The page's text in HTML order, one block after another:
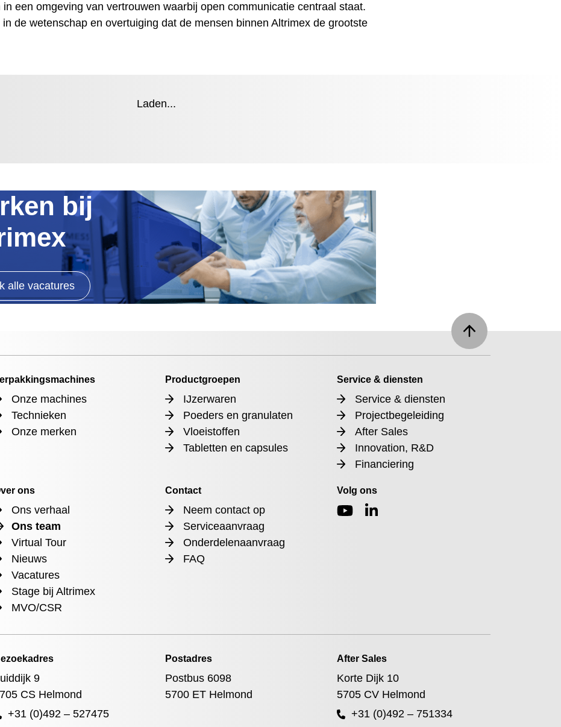
in een omgeving van vertrouwen waarbij open communicatie centraal staat.
de wetenschap en overtuiging dat de mensen binnen Altrimex de grootste
Laden...
bij
alle vacatures
Onze machines
Technieken
Onze merken
Productgroepen
IJzerwaren
Poeders en granulaten
Vloeistoffen
Tabletten en capsules
Service & diensten
Service & diensten
Projectbegeleiding
After Sales
Innovation, R&D
Financiering
ons
Ons verhaal
Ons team
Virtual Tour
Nieuws
Vacatures
Stage bij Altrimex
MVO/CSR
Contact
Neem contact op
Serviceaanvraag
Onderdelenaanvraag
FAQ
Volg ons
9
CS Helmond
+31 (0)492 – 527475
After Sales
Korte Dijk 10
5705 CV Helmond
+31 (0)492 – 751334
Postadres
Postbus 6098
5700 ET Helmond